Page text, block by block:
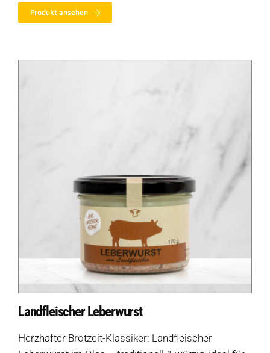
Produkt ansehen
Landfleischer Leberwurst
Herzhafter Brotzeit-Klassiker: Landfleischer